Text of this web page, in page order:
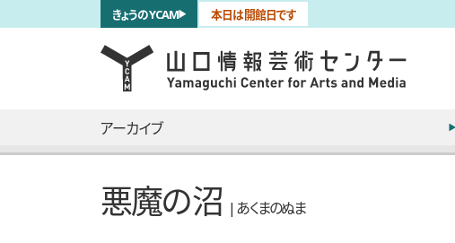
skip to main content 本日は開館日です
きょうのYCAM
言語を切り替える
メインナビゲーション
アーカイブ
悪魔の沼 | あくまのぬま